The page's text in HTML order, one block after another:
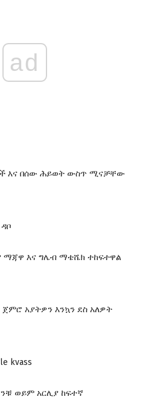
ad
እና በሰው ሕይወት ውስጥ ሚናቻቸው
ማጃዋ እና ግሌብ ማቴሼክ ተከፍተዋል
አያትዎን እንኳን ደስ አለዎት
kvass
ወይም አርሊያ ከፍተኛ